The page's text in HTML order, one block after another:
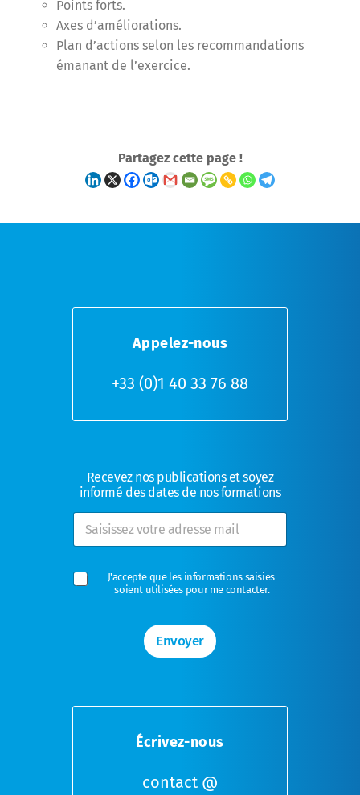
Points forts.
Axes d’améliorations.
Plan d’actions selon les recommandations
émanant de l’exercice.
Partagez cette page !
Appelez-nous
+33 (0)1 40 33 76 88
Recevez nos publications et soyez
informé des dates de nos formations
E-mail
C
J'accepte que les informations saisies
soient utilisées pour me contacter.
Envoyer
Écrivez-nous
contact @